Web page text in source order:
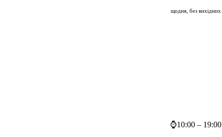
щодня, без вихідних
⌚10:00 – 19:00